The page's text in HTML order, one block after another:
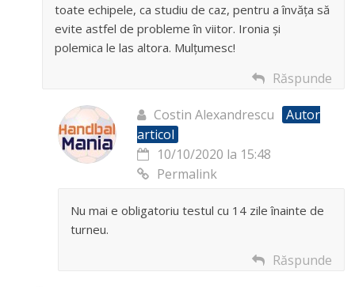
toate echipele, ca studiu de caz, pentru a învăța să
evite astfel de probleme în viitor. Ironia și
polemica le las altora. Mulțumesc!
Răspunde
Costin Alexandrescu
Autor
articol
10/10/2020 la 15:48
Permalink
Nu mai e obligatoriu testul cu 14 zile înainte de
turneu.
Răspunde